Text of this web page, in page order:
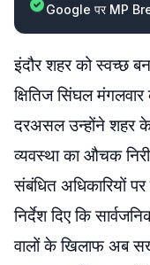
Google पर MP
इंदौर शहर को स्वच्छ
क्षितिज सिंघल
दरअसल उन्होंने शहर के
व्यवस्था का औचक
संबंधित अधिकारियों
निर्देश दिए कि
वालों के खिलाफ अब